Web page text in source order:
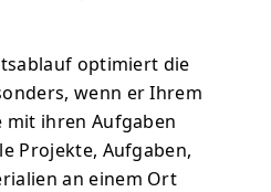
optimiert die
wenn er Ihrem
mit ihren Aufgaben
Projekte, Aufgaben,
an einem Ort